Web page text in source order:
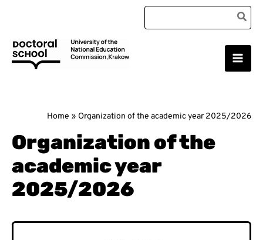
content
Search
for:
Main
Home Organization of the academic year 2025/2026
Organization of the
academic year
2025/2026